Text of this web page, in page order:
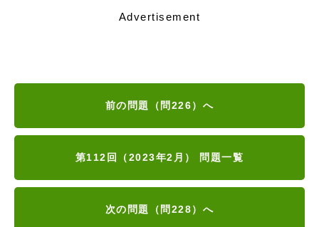
Advertisement
前の問題（問226）へ
第112回（2023年2月） 問題一覧
次の問題（問228）へ